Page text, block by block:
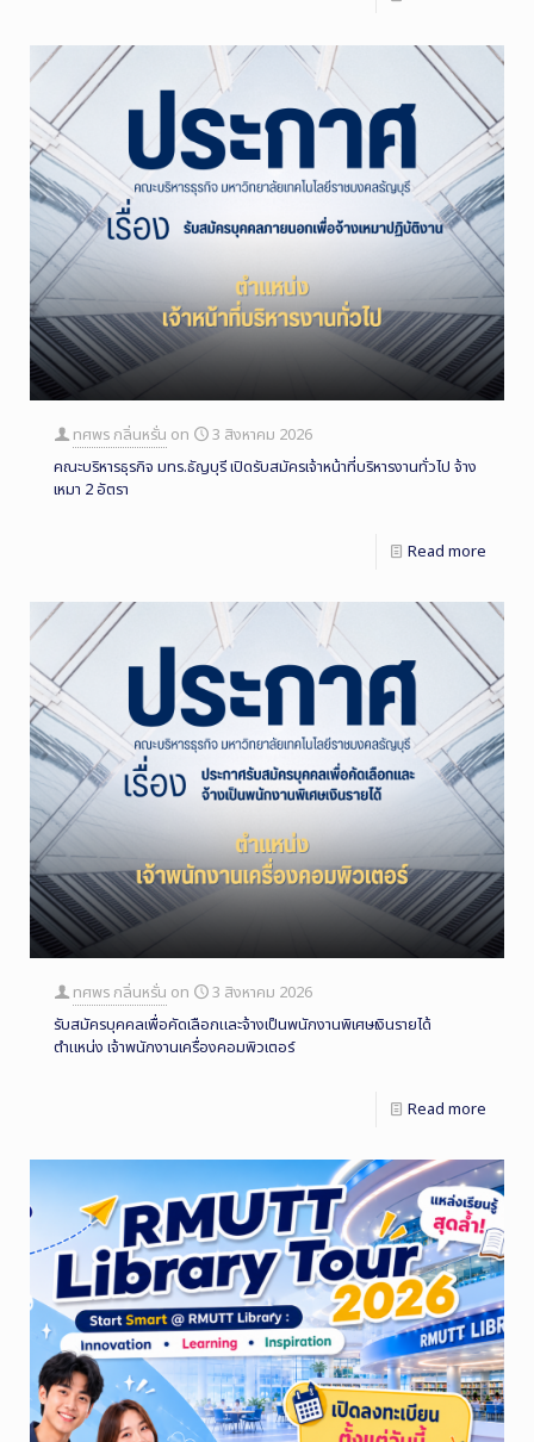
ทศพร กลิ่นหรั่น on
3 สิงหาคม 2026
คณะบริหารธุรกิจ มทร.ธัญบุรี เปิดรับสมัครเจ้าหน้าที่บริหารงานทั่วไป จ้าง
เหมา 2 อัตรา
Read more
ทศพร กลิ่นหรั่น on
3 สิงหาคม 2026
รับสมัครบุคคลเพื่อคัดเลือกและจ้างเป็นพนักงานพิเศษเงินรายได้
ตำแหน่ง เจ้าพนักงานเครื่องคอมพิวเตอร์
Read more